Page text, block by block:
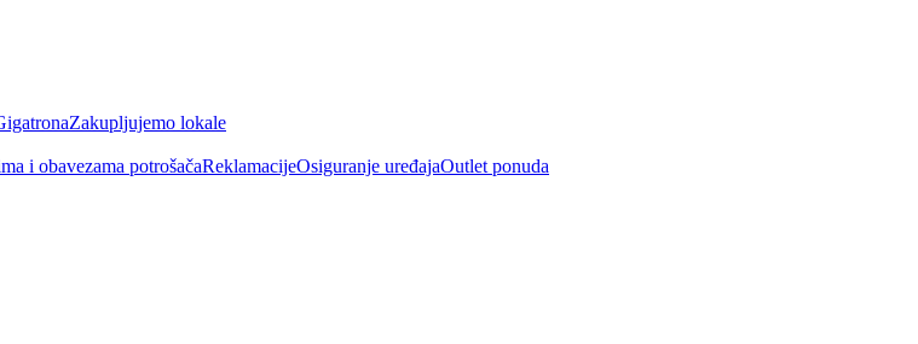
Zakupljujemo lokale
i obavezama potrošačaReklamacijeOsiguranje uređajaOutlet ponuda